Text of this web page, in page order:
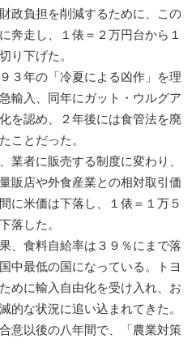
政負担を削減するために、この
奔走し、１俵＝２万円台から１
り下げた。
３年の「冷夏による凶作」を理
輸入、同年にガット・ウルグア
を認め、２年後には食管法を廃
ことだった。
者に販売する制度に変わり、
販店や外食産業との相対取引価
に米価は下落し、１俵＝１万５
落した。
、食料自給率は３９％にまで落
中最低の国になっている。トヨ
めに輸入自由化を受け入れ、お
的な状況に追い込まれてきた。
意以後の八年間で、「農業対策